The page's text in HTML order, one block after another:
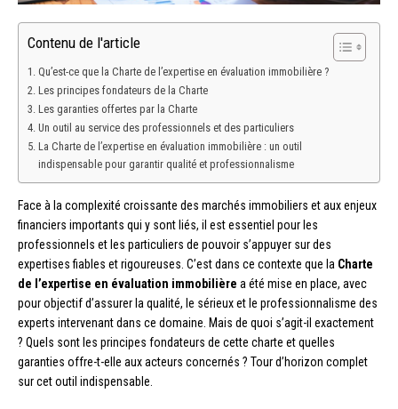
Contenu de l'article
Qu’est-ce que la Charte de l’expertise en évaluation immobilière ?
Les principes fondateurs de la Charte
Les garanties offertes par la Charte
Un outil au service des professionnels et des particuliers
La Charte de l’expertise en évaluation immobilière : un outil
indispensable pour garantir qualité et professionnalisme
Face à la complexité croissante des marchés immobiliers et aux enjeux
financiers importants qui y sont liés, il est essentiel pour les
professionnels et les particuliers de pouvoir s’appuyer sur des
expertises fiables et rigoureuses. C’est dans ce contexte que la Charte
de l’expertise en évaluation immobilière a été mise en place, avec
pour objectif d’assurer la qualité, le sérieux et le professionnalisme des
experts intervenant dans ce domaine. Mais de quoi s’agit-il exactement
? Quels sont les principes fondateurs de cette charte et quelles
garanties offre-t-elle aux acteurs concernés ? Tour d’horizon complet
sur cet outil indispensable.